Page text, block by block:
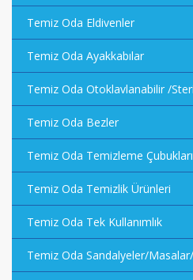
Temiz Oda Eldivenler
Temiz Oda Ayakkabılar
Temiz Oda Otoklavlanabilir /
Temiz Oda Bezler
Temiz Oda Temizleme Çubukları
Temiz Oda Temizlik Ürünleri
Temiz Oda Tek Kullanımlık
Temiz Oda Sandalyeler/Masalar/